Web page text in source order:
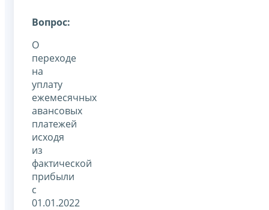
Вопрос:
О
переходе
на
уплату
ежемесячных
авансовых
платежей
исходя
из
фактической
прибыли
с
01.01.2022